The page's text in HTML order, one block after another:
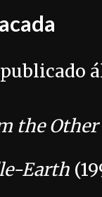
the Other
Earth